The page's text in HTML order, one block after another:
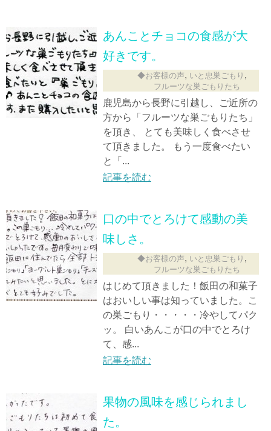
あんことチョコの食感が大
好きです。
◆お客様の声, いと忠巣ごもり ,
フルーツな巣ごもりたち
鹿児島から長野に引越し、ご近所の
方から「フルーツな巣ごもりたち」
を頂き、 とても美味しく食べさせ
て頂きました。 もう一度食べたい
と「...
記事を読む
口の中でとろけて感動の美
味しさ。
◆お客様の声, いと忠巣ごもり ,
フルーツな巣ごもりたち
はじめて頂きました！飯田の和菓子
はおいしい事は知っていました。こ
の巣ごもり・・・・・冷やしてパク
ッ。 白いあんこが口の中でとろけ
て、感...
記事を読む
果物の風味を感じられまし
た。